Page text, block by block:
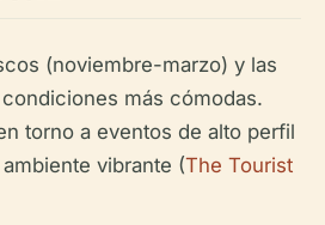
(noviembre-marzo) y las
más cómodas.
torno a eventos de alto perfil
vibrante (The Tourist